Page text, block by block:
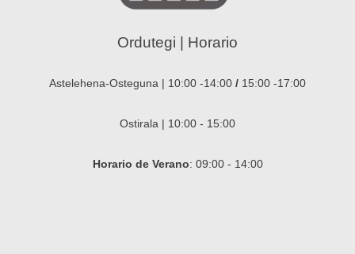
Ordutegi | Horario
Astelehena-Osteguna | 10:00 -14:00 / 15:00 -17:00
Ostirala | 10:00 - 15:00
Horario de Verano: 09:00 - 14:00